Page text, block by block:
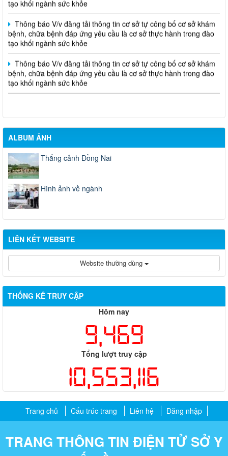
Thông báo V/v đăng tải thông tin cơ sở tự công bố cơ sở khám
bệnh, chữa bệnh đáp ứng yêu cầu là cơ sở thực hành trong đào
tạo khối ngành sức khỏe
Thông báo V/v đăng tải thông tin cơ sở tự công bố cơ sở khám
bệnh, chữa bệnh đáp ứng yêu cầu là cơ sở thực hành trong đào
tạo khối ngành sức khỏe
ALBUM ẢNH
Thắng cảnh Đồng Nai
Hình ảnh về ngành
LIÊN KẾT WEBSITE
Website thường dùng
THỐNG KÊ TRUY CẬP
Hôm nay
9,469
Tổng lượt truy cập
10,553,116
Trang chủ Cấu trúc trang Liên hệ Đăng nhập
TRANG THÔNG TIN ĐIỆN TỬ SỞ Y